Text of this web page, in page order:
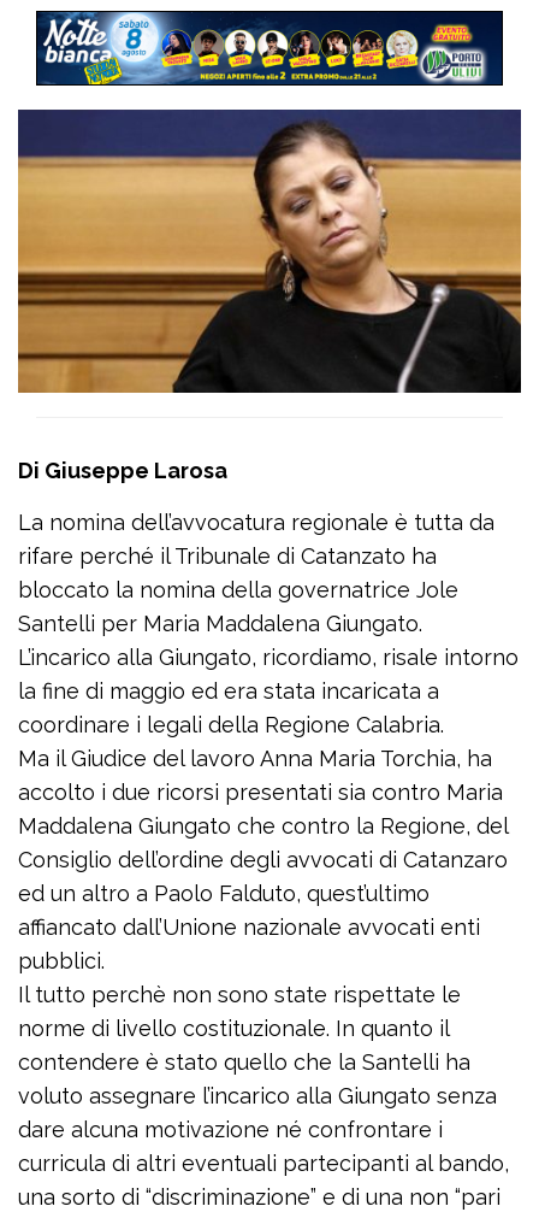
Di Giuseppe Larosa
La nomina dell’avvocatura regionale è tutta da
rifare perché il Tribunale di Catanzato ha
bloccato la nomina della governatrice Jole
Santelli per Maria Maddalena Giungato.
L’incarico alla Giungato, ricordiamo, risale intorno
la fine di maggio ed era stata incaricata a
coordinare i legali della Regione Calabria.
Ma il Giudice del lavoro Anna Maria Torchia, ha
accolto i due ricorsi presentati sia contro Maria
Maddalena Giungato che contro la Regione, del
Consiglio dell’ordine degli avvocati di Catanzaro
ed un altro a Paolo Falduto, quest’ultimo
affiancato dall’Unione nazionale avvocati enti
pubblici.
Il tutto perchè non sono state rispettate le
norme di livello costituzionale. In quanto il
contendere è stato quello che la Santelli ha
voluto assegnare l’incarico alla Giungato senza
dare alcuna motivazione né confrontare i
curricula di altri eventuali partecipanti al bando,
una sorto di “discriminazione” e di una non “pari